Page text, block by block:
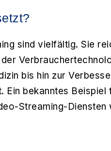
sind vielfältig. Sie
bis hin zur
Ein bekanntes Beispiel
Streaming-